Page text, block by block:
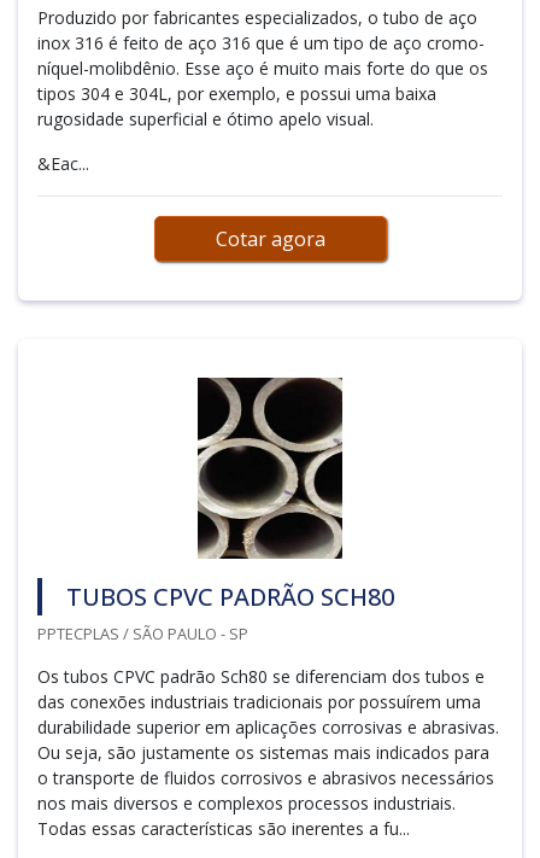
Produzido por fabricantes especializados, o tubo de aço
inox 316 é feito de aço 316 que é um tipo de aço cromo-
níquel-molibdênio. Esse aço é muito mais forte do que os
tipos 304 e 304L, por exemplo, e possui uma baixa
rugosidade superficial e ótimo apelo visual.
&Eac...
Cotar agora
TUBOS CPVC PADRÃO SCH80
PPTECPLAS / SÃO PAULO - SP
Os tubos CPVC padrão Sch80 se diferenciam dos tubos e
das conexões industriais tradicionais por possuírem uma
durabilidade superior em aplicações corrosivas e abrasivas.
Ou seja, são justamente os sistemas mais indicados para
o transporte de fluidos corrosivos e abrasivos necessários
nos mais diversos e complexos processos industriais.
Todas essas características são inerentes a fu...